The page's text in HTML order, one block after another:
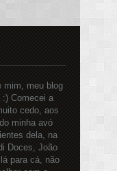
mim, meu blog
:) Comecei a
cedo, aos
minha avó
dela, na
Doces, João
para cá, não